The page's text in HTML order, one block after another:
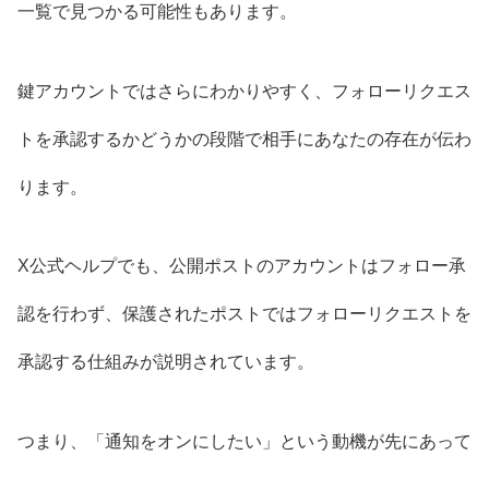
一覧で見つかる可能性もあります。
鍵アカウントではさらにわかりやすく、フォローリクエス
トを承認するかどうかの段階で相手にあなたの存在が伝わ
ります。
X公式ヘルプでも、公開ポストのアカウントはフォロー承
認を行わず、保護されたポストではフォローリクエストを
承認する仕組みが説明されています。
つまり、「通知をオンにしたい」という動機が先にあって